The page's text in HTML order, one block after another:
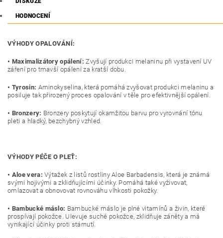
HODNOCENÍ
VÝHODY OPALOVÁNÍ:
• Maximalizátory opálení: Zvyšují produkci melaninu při vystavení UV
záření pro tmavší opálení za kratší dobu.
• Tyrosin: Aminokyselina, která pomáhá zvyšovat produkci melaninu a
posiluje tak přirozený proces opalování v těle pro efektivnější opálení.
• Bronzery: Bronzery poskytují okamžitou barvu pro vyrovnání tónu
pleti a hladký, bezchybný vzhled.
VÝHODY PÉČE O PLEŤ:
• Aloe vera: Výtažek z listů rostliny Aloe Barbadensis, která je známá
svými hojivými a zklidňujícími účinky. Pomáhá také vyživovat,
omlazovat a obnovovat rovnováhu vlhkosti pokožky.
• Bambucké máslo: Bambucké máslo je plné vitamínů a živin, které
prospívají pokožce. Ulevuje suché pokožce, zklidňuje záněty a má
vynikající účinky proti stárnutí.